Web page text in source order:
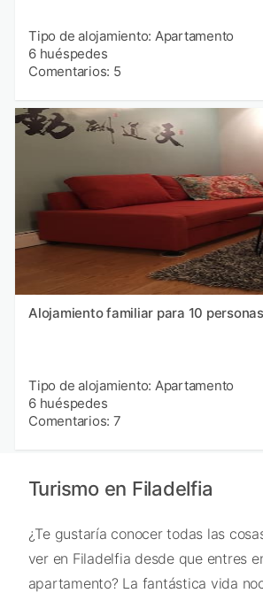
Tipo de alojamiento: Apartamento
6 huéspedes
Comentarios: 5
Alojamiento familiar para 10 personas
Tipo de alojamiento: Apartamento
6 huéspedes
Comentarios: 7
Turismo en Filadelfia
¿Te gustaría conocer todas las
ver en Filadelfia desde que entres
apartamento? La fantástica vida